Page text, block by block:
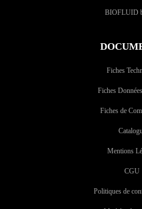
BIOFLUID
Fiches
Fiches
Fiches de
Mentions
CGU
Politiques de